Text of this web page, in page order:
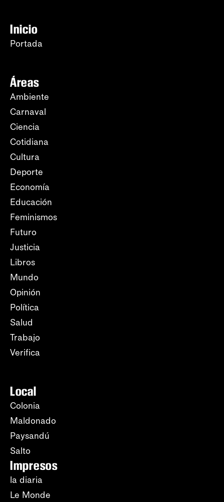
Inicio
Portada
Áreas
Ambiente
Carnaval
Ciencia
Cotidiana
Cultura
Deporte
Economía
Educación
Feminismos
Futuro
Justicia
Libros
Mundo
Opinión
Política
Salud
Trabajo
Verifica
Local
Colonia
Maldonado
Paysandú
Salto
Impresos
la diaria
Le Monde